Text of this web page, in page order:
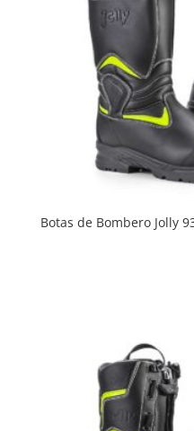
Botas de Bombero Jolly